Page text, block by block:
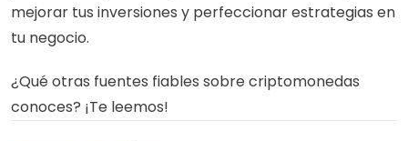
mejorar tus inversiones y perfeccionar estrategias en
tu negocio.
¿Qué otras fuentes fiables sobre criptomonedas
conoces? ¡Te leemos!